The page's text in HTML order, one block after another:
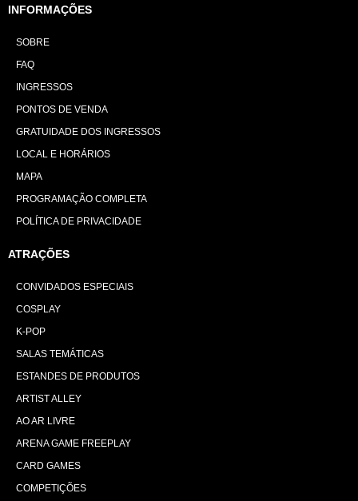
INFORMAÇÕES
SOBRE
FAQ
INGRESSOS
PONTOS DE VENDA
GRATUIDADE DOS INGRESSOS
LOCAL E HORÁRIOS
MAPA
PROGRAMAÇÃO COMPLETA
POLÍTICA DE PRIVACIDADE
ATRAÇÕES
CONVIDADOS ESPECIAIS
COSPLAY
K-POP
SALAS TEMÁTICAS
ESTANDES DE PRODUTOS
ARTIST ALLEY
AO AR LIVRE
ARENA GAME FREEPLAY
CARD GAMES
COMPETIÇÕES